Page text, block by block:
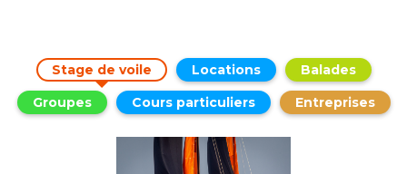
Stage de voile Locations
Balades
Groupes
Cours particuliers Entreprises